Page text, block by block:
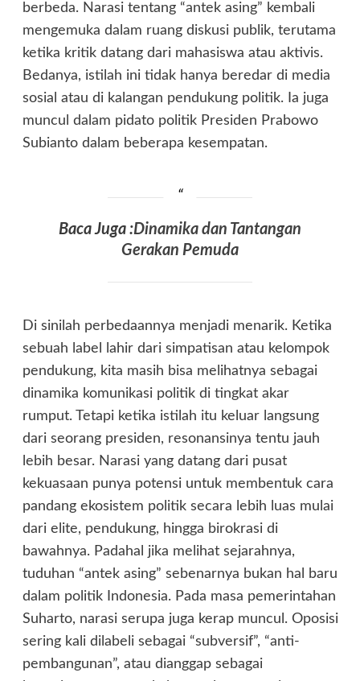
berbeda. Narasi tentang “antek asing” kembali
mengemuka dalam ruang diskusi publik, terutama
ketika kritik datang dari mahasiswa atau aktivis.
Bedanya, istilah ini tidak hanya beredar di media
sosial atau di kalangan pendukung politik. Ia juga
muncul dalam pidato politik Presiden Prabowo
Subianto dalam beberapa kesempatan.
Baca Juga :Dinamika dan Tantangan
Gerakan Pemuda
Di sinilah perbedaannya menjadi menarik. Ketika
sebuah label lahir dari simpatisan atau kelompok
pendukung, kita masih bisa melihatnya sebagai
dinamika komunikasi politik di tingkat akar
rumput. Tetapi ketika istilah itu keluar langsung
dari seorang presiden, resonansinya tentu jauh
lebih besar. Narasi yang datang dari pusat
kekuasaan punya potensi untuk membentuk cara
pandang ekosistem politik secara lebih luas mulai
dari elite, pendukung, hingga birokrasi di
bawahnya. Padahal jika melihat sejarahnya,
tuduhan “antek asing” sebenarnya bukan hal baru
dalam politik Indonesia. Pada masa pemerintahan
Suharto, narasi serupa juga kerap muncul. Oposisi
sering kali dilabeli sebagai “subversif”, “anti-
pembangunan”, atau dianggap sebagai